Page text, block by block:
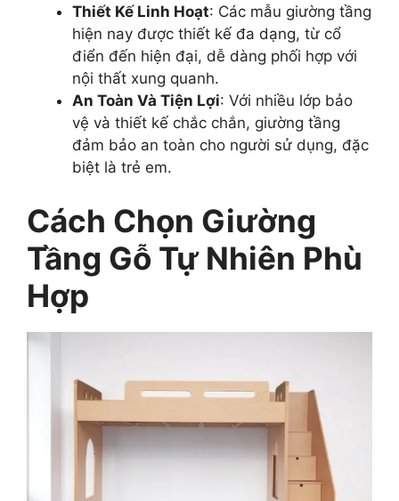
Thiết Kế Linh Hoạt: Các mẫu giường tầng
hiện nay được thiết kế đa dạng, từ cổ
điển đến hiện đại, dễ dàng phối hợp với
nội thất xung quanh.
An Toàn Và Tiện Lợi: Với nhiều lớp bảo
vệ và thiết kế chắc chắn, giường tầng
đảm bảo an toàn cho người sử dụng, đặc
biệt là trẻ em.
Cách Chọn Giường
Tầng Gỗ Tự Nhiên Phù
Hợp